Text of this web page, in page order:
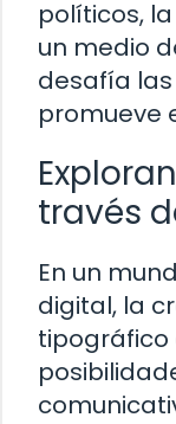
políticos,
un medio
desafía
promueve
través
En un
digital, la
tipográfico